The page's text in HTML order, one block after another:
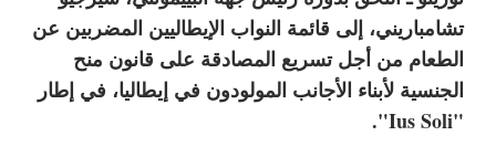
تشامباريني، إلى قائمة النواب الإيطاليين المضربين عن
الطعام من أجل تسريع المصادقة على قانون منح
الجنسية لأبناء الأجانب المولودون في إيطاليا، في إطار
"Ius Soli".